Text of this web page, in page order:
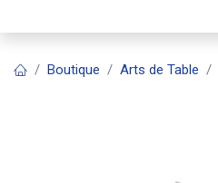
Boutique Arts de Table